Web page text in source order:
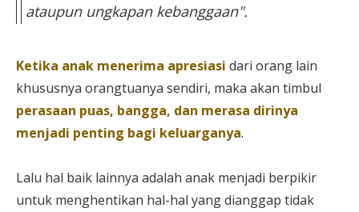
ataupun ungkapan kebanggaan".
Ketika anak menerima apresiasi dari orang lain
khususnya orangtuanya sendiri, maka akan timbul
perasaan puas, bangga, dan merasa dirinya
menjadi penting bagi keluarganya.
Lalu hal baik lainnya adalah anak menjadi berpikir
untuk menghentikan hal-hal yang dianggap tidak